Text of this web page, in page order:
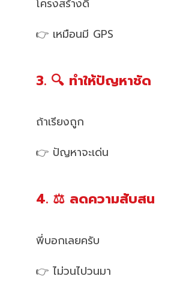
โครงสร้างดี
👉 เหมือนมี GPS
3. 🔍 ทำให้ปัญหาชัด
ถ้าเรียงถูก
👉 ปัญหาจะเด่น
4. ⚖️ ลดความสับสน
พี่บอกเลยครับ
👉 ไม่วนไปวนมา